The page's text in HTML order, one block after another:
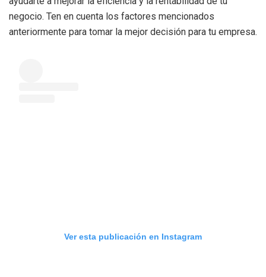
negocio. Ten en cuenta los factores mencionados
anteriormente para tomar la mejor decisión para tu empresa.
Ver esta publicación en Instagram